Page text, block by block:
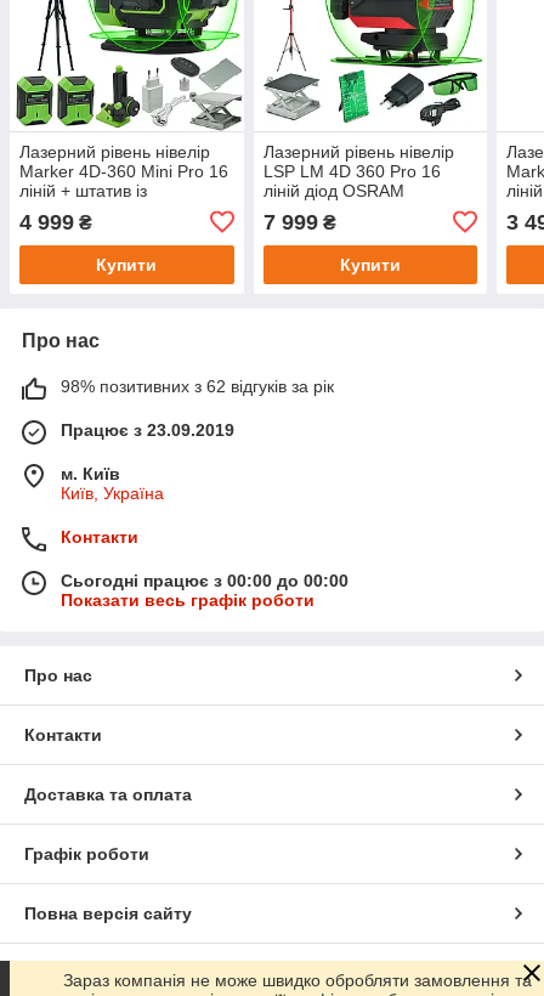
Лазерний рівень нівелір
Marker 4D-360 Mini Pro 16
ліній + штатив із
мікроліфтом 1.8 м рівень
для стяжки підлоги
4 999 ₴
Купити
Лазерний рівень нівелір
LSP LM 4D 360 Pro 16
ліній діод OSRAM
штанга з мікроліфтом 3,6
м з штативом
7 999₴
Купити
3
Про нас
98% позитивних з 62 відгуків за рік
Працює з 23.09.2019
м. Київ
Київ, Україна
Контакти
Сьогодні працює з 00:00 до 00:00
Показати весь графік роботи
Про нас
Контакти
Доставка та оплата
Графік роботи
Повна версія сайту
Сайт створено на маркетплейсі Prom.ua
Зараз компанія не може швидко обробляти замовлення та